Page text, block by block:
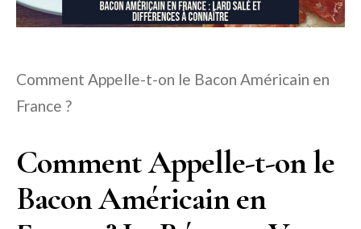
Comment Appelle-t-on le Bacon Américain en
France ?
Comment Appelle-t-on le
Bacon Américain en